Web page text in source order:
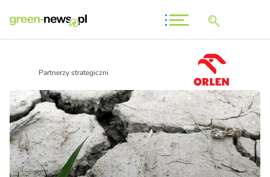
Partnerzy strategiczni